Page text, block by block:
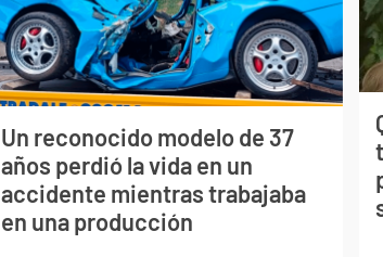
Un reconocido modelo de 37
años perdió la vida en un
accidente mientras trabajaba
en una producción